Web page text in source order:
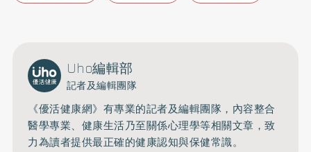
Uho編輯部
記者及編輯團隊
《優活健康網》有專業的記者及編輯團隊，內容整合
醫學專業、健康生活乃至關係心理學等相關文章，致
力為讀者提供最正確的健康認知與保健常識。